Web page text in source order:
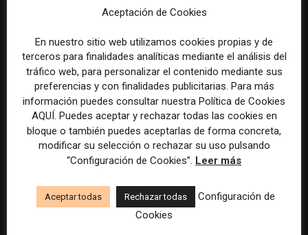
Los medios tienen audiencia,
pero no siempre comunidad:
cómo activar a los lectores
que siguen las noticias en
silencio
El buzón como nueva
portada: la estrategia de los
medios para conquistar
ciudad a ciudad
Aceptación de Cookies
En nuestro sitio web utilizamos cookies propias y de
terceros para finalidades analíticas mediante el análisis del
tráfico web, para personalizar el contenido mediante sus
preferencias y con finalidades publicitarias. Para más
información puedes consultar nuestra Política de Cookies
AQUÍ. Puedes aceptar y rechazar todas las cookies en
bloque o también puedes aceptarlas de forma concreta,
modificar su selección o rechazar su uso pulsando
“Configuración de Cookies”. Leer más
Aceptar todas Rechazar todas
Configuración de
Cookies